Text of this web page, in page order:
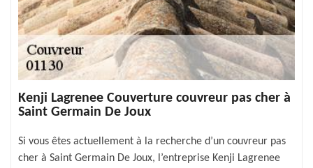
Kenji Lagrenee Couverture couvreur pas cher à
Saint Germain De Joux
Si vous êtes actuellement à la recherche d’un couvreur pas
cher à Saint Germain De Joux, l’entreprise Kenji Lagrenee